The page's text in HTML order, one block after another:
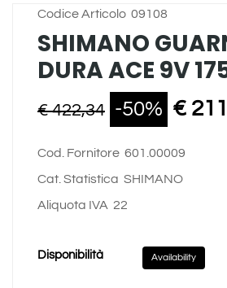
Codice Articolo 09108
SHIMANO
DURA ACE 9V
€ 422,34 -50% €
Cod. Fornitore 601.00009
Cat. Statistica SHIMANO
Aliquota IVA 22
Disponibilità Availability